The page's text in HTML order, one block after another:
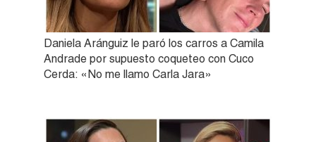
Daniela Aránguiz le paró los carros a Camila
Andrade por supuesto coqueteo con Cuco
Cerda: «No me llamo Carla Jara»